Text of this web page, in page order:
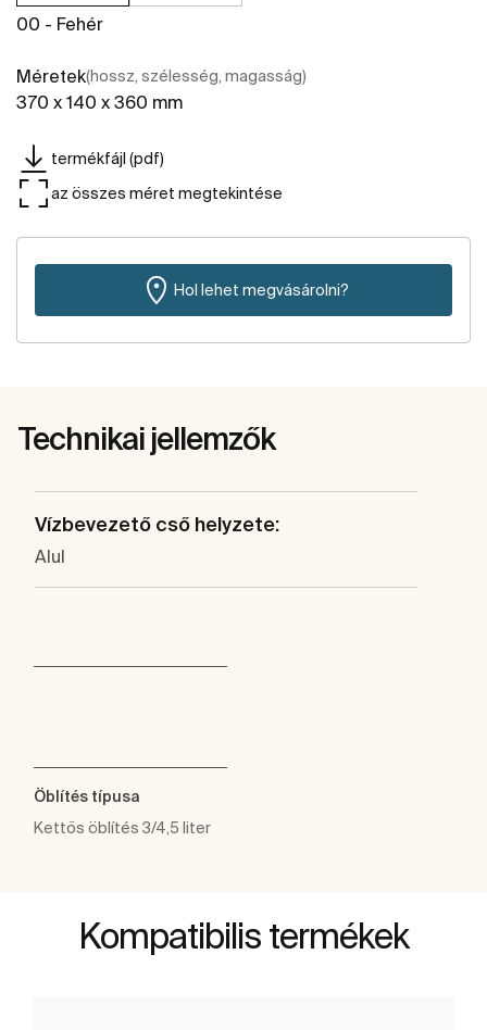
00 - Fehér
Méretek(hossz, szélesség, magasság)
370 x 140 x 360 mm
termékfájl (pdf)
az összes méret megtekintése
Hol lehet megvásárolni?
Technikai jellemzők
Vízbevezető cső helyzete:
Alul
Öblítés típusa
Kettős öblítés 3/4,5 liter
Kompatibilis termékek